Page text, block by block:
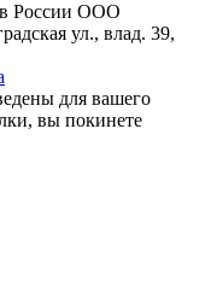
России ООО
ул., влад. 39,
для вашего
вы покинете